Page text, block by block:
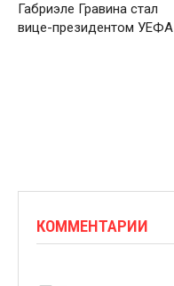
Габриэле Гравина стал
вице-президентом УЕФА
КОММЕНТАРИИ